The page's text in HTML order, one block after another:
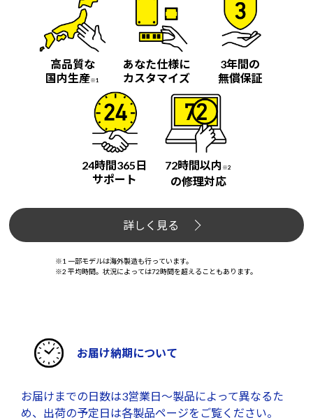
高品質な
国内生産※1
あなた仕様に
カスタマイズ
3年間の
無償保証
24時間365日
サポート
72時間以内 ※2
の修理対応
詳しく見る
※1 一部モデルは海外製造も行っています。
※2 平均時間。状況によっては72時間を超えることもあります。
お届け納期について
お届けまでの日数は3営業日～製品によって異なるた
め、出荷の予定日は各製品ページをご覧ください。